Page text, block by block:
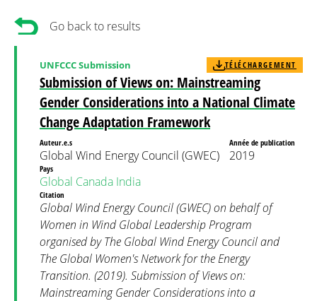
Go back to results
Submission of Views on: Mainstreaming
Gender Considerations into a National Climate
Change Adaptation Framework
UNFCCC Submission TÉLÉCHARGEMENT
Auteur.e.s
Global Wind Energy Council (GWEC)
Année de publication
2019
Pays
Global Canada India
Citation
Global Wind Energy Council (GWEC) on behalf of
Women in Wind Global Leadership Program
organised by The Global Wind Energy Council and
The Global Women's Network for the Energy
Transition. (2019). Submission of Views on:
Mainstreaming Gender Considerations into a